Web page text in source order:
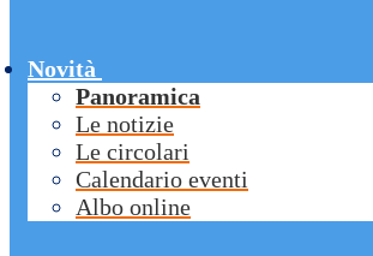
Novità
Panoramica
Le notizie
Le circolari
Calendario eventi
Albo online